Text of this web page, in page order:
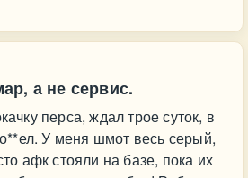
а не сервис.
перса, ждал трое суток, в
У меня шмот весь серый,
афк стояли на базе, пока их